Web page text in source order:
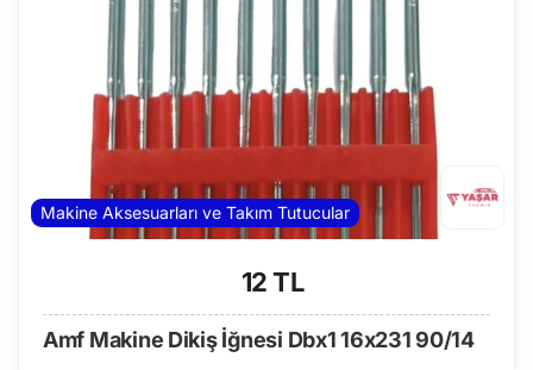
Makine Aksesuarları ve Takım Tutucular
12 TL
Amf Makine Dikiş İğnesi Dbx1 16x231 90/14